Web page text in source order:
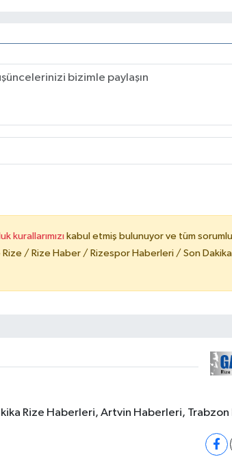
kurallarımızı kabul etmiş bulunuyor ve tüm
/ Rize Haber / Rizespor Haberleri / Son
Rize Haberleri, Artvin Haberleri,